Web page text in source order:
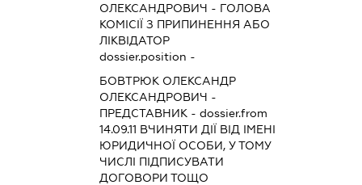
ОЛЕКСАНДРОВИЧ - ГОЛОВА
КОМІСІЇ З ПРИПИНЕННЯ АБО
ЛІКВІДАТОР
dossier.position -
БОВТРЮК ОЛЕКСАНДР
ОЛЕКСАНДРОВИЧ -
ПРЕДСТАВНИК - dossier.from
14.09.11 ВЧИНЯТИ ДІЇ ВІД ІМЕНІ
ЮРИДИЧНОЇ ОСОБИ, У ТОМУ
ЧИСЛІ ПІДПИСУВАТИ
ДОГОВОРИ ТОЩО